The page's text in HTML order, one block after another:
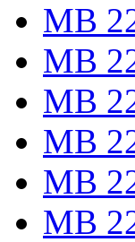
MB
MB
MB
MB
MB
MB